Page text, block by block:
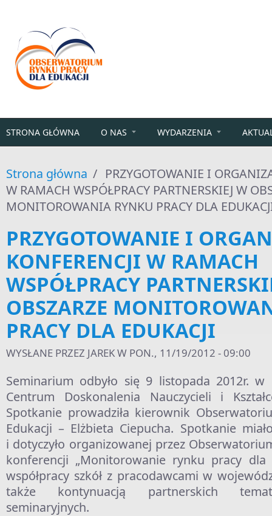
STRONA GŁÓWNA O NAS WYDARZENIA
Strona główna / PRZYGOTOWANIE I
W RAMACH WSPÓŁPRACY PARTNERSKIEJ W
MONITOROWANIA RYNKU PRACY DLA
PRZYGOTOWANIE I
KONFERENCJI W RAMACH
WSPÓŁPRACY
OBSZARZE
PRACY DLA EDUKACJI
WYSŁANE PRZEZ JAREKW PON., 11/19/2012 - 09:00
Seminarium odbyło się 9 listopada 2012r. w
Centrum Doskonalenia Nauczycieli i
Spotkanie prowadziła kierownik
Edukacji – Elżbieta Ciepucha. Spotkanie
i dotyczyło organizowanej przez
konferencji „Monitorowanie rynku pracy dla
współpracy szkół z pracodawcami w
także kontynuacją partnerskich
seminaryjnych.